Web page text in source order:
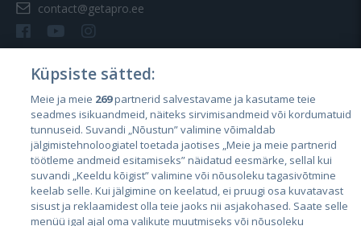
contact@getapro.ee
Страны
Эстония
Латвия
Литва
Küpsiste sätted:
Meie ja meie 269partnerid salvestavame ja kasutame teie
seadmes isikuandmeid, näiteks sirvimisandmeid või kordumatuid
tunnuseid. Suvandi „Nõustun” valimine võimaldab
jälgimistehnoloogiatel toetada jaotises „Meie ja meie partnerid
töötleme andmeid esitamiseks” näidatud eesmärke, sellal kui
suvandi „Keeldu kõigist” valimine või nõusoleku tagasivõtmine
keelab selle. Kui jälgimine on keelatud, ei pruugi osa kuvatavast
sisust ja reklaamidest olla teie jaoks nii asjakohased. Saate selle
menüü igal ajal oma valikute muutmiseks või nõusoleku